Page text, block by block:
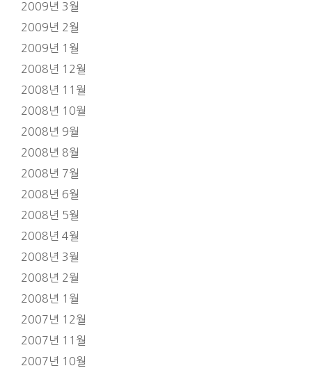
2009년 3월
2009년 2월
2009년 1월
2008년 12월
2008년 11월
2008년 10월
2008년 9월
2008년 8월
2008년 7월
2008년 6월
2008년 5월
2008년 4월
2008년 3월
2008년 2월
2008년 1월
2007년 12월
2007년 11월
2007년 10월